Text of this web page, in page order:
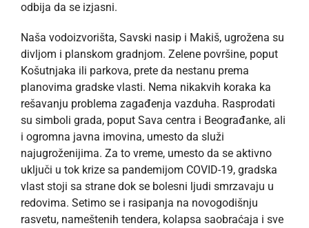
odbija da se izjasni.
Naša vodoizvorišta, Savski nasip i Makiš, ugrožena su
divljom i planskom gradnjom. Zelene površine, poput
Košutnjaka ili parkova, prete da nestanu prema
planovima gradske vlasti. Nema nikakvih koraka ka
rešavanju problema zagađenja vazduha. Rasprodati
su simboli grada, poput Sava centra i Beograđanke, ali
i ogromna javna imovina, umesto da služi
najugroženijima. Za to vreme, umesto da se aktivno
uključi u tok krize sa pandemijom COVID-19, gradska
vlast stoji sa strane dok se bolesni ljudi smrzavaju u
redovima. Setimo se i rasipanja na novogodišnju
rasvetu, nameštenih tendera, kolapsa saobraćaja i sve